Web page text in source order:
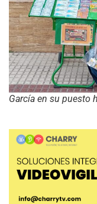
García en su puesto